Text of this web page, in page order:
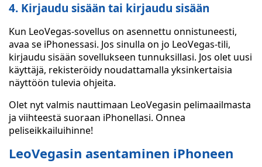
4. Kirjaudu sisään tai kirjaudu sisään
Kun LeoVegas-sovellus on asennettu onnistuneesti,
avaa se iPhonessasi. Jos sinulla on jo LeoVegas-tili,
kirjaudu sisään sovellukseen tunnuksillasi. Jos olet uusi
käyttäjä, rekisteröidy noudattamalla yksinkertaisia
näyttöön tulevia ohjeita.
Olet nyt valmis nauttimaan LeoVegasin pelimaailmasta
ja viihteestä suoraan iPhonellasi. Onnea
peliseikkailuihinne!
LeoVegasin asentaminen iPhoneen